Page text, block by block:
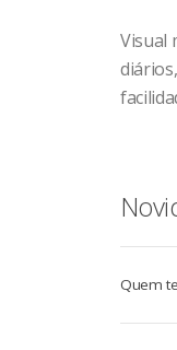
Visual
Quem